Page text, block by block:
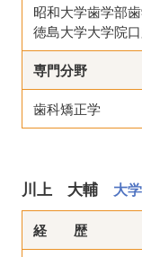
昭和大学歯学部
徳島大学大学院
専門分野
歯科矯正学
川上 大輔 大
経 歴